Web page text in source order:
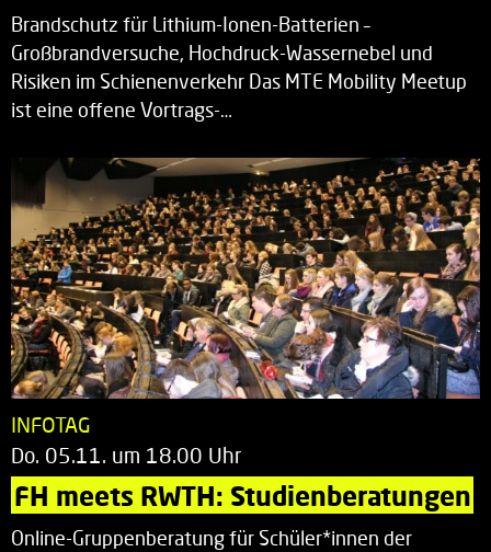
Brandschutz für Lithium-Ionen-Batterien –
Großbrandversuche, Hochdruck-Wassernebel und
Risiken im Schienenverkehr Das MTE Mobility Meetup
ist eine offene Vortrags-…
INFOTAG
Do. 05.11. um 18.00 Uhr
FH meets RWTH: Studienberatungen
Online-Gruppenberatung für Schüler*innen der